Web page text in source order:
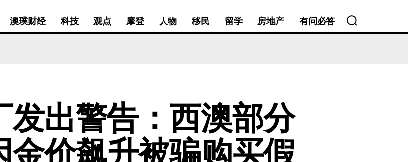
澳璞财经 科技 观点 摩登 人物 移民 留学 房地产 有问必答
发出警告：西澳部分
金价飙升被骗购买假